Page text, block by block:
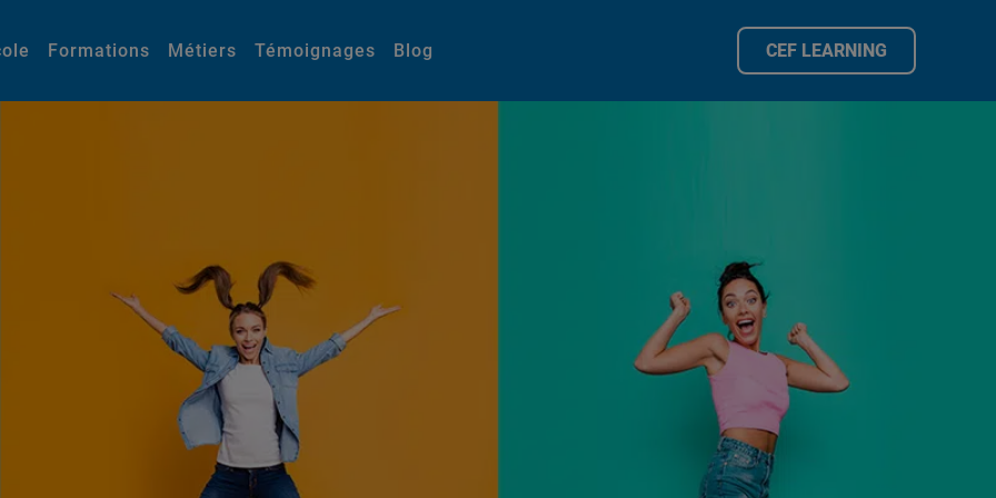
Formations Métiers Témoignages Blog CEF LEARNING